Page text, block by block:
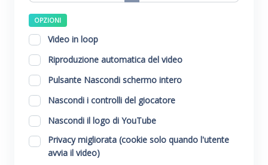
OPZIONI
Video in loop
Riproduzione automatica del video
Pulsante Nascondi schermo intero
Nascondi i controlli del giocatore
Nascondi il logo di YouTube
Privacy migliorata (cookie solo quando l'utente
avvia il video)